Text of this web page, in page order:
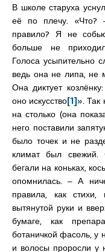
В школе старуха
её по плечу. «Что?
правило? Я не
больше не
Голоса усыпительно
ведь она не липа, не
Она диктует
оно искусство[1]». Так
на столько (она
него поставили
было точек и не
климат был свежий.
бегали на коньках,
опомнилась. ‒ А
правила, как
вытянутой руки и
бумаге, как
ботаничкой фасоль, у
и волосы проросли у